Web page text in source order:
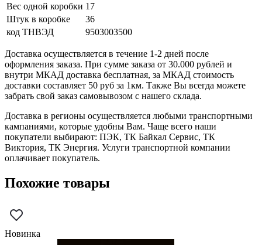
Вес одной коробки 17
Штук в коробке
36
код ТНВЭД
9503003500
Доставка осуществляется в течение 1-2 дней после
оформления заказа. При сумме заказа от 30.000 рублей и
внутри МКАД доставка бесплатная, за МКАД стоимость
доставки составляет 50 руб за 1км. Также Вы всегда можете
забрать свой заказ самовывозом с нашего склада.
Доставка в регионы осуществляется любыми транспортными
кампаниями, которые удобны Вам. Чаще всего наши
покупатели выбирают: ПЭК, ТК Байкал Сервис, ТК
Виктория, ТК Энергия. Услуги транспортной компании
оплачивает покупатель.
Похожие товары
Новинка